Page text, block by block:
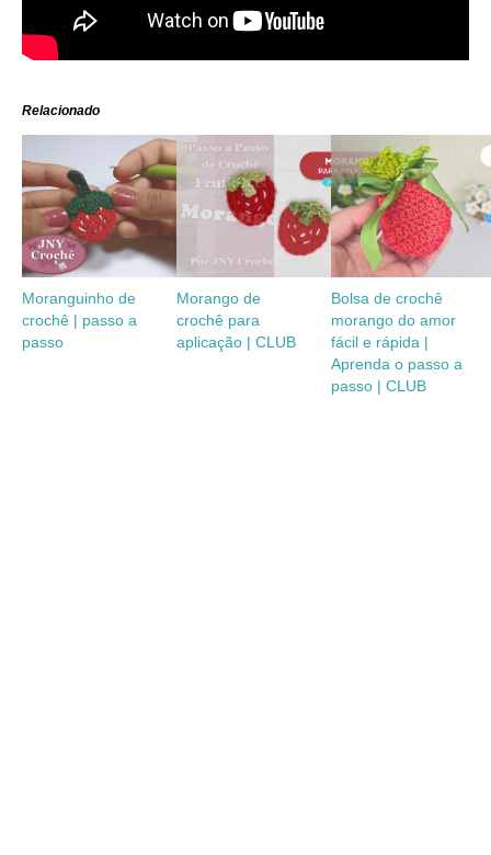
Relacionado
Moranguinho de
crochê | passo a
passo
Morango de
crochê para
aplicação | CLUB
Bolsa de crochê
morango do amor
fácil e rápida |
Aprenda o passo a
passo | CLUB